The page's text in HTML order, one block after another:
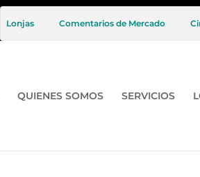
Lonjas Comentarios de Mercado
QUIENES SOMOS SERVICIOS